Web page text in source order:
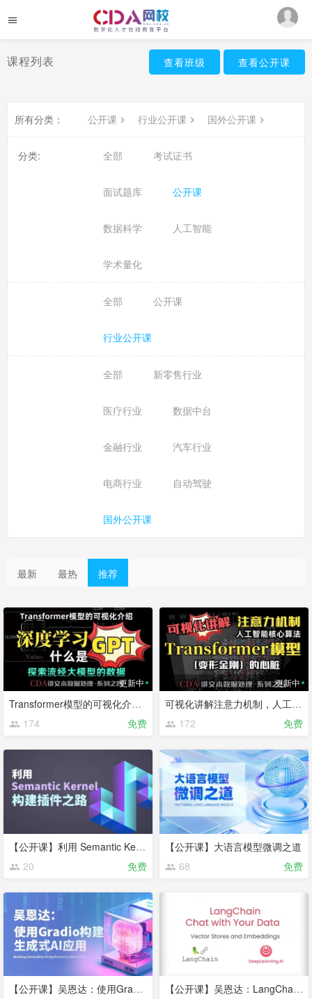
课程列表 查看班级 查看公开课
所有分类： 公开课 行业公开课 国外公开课
分类: 全部 考试证书
面试题库 公开课
数据科学 人工智能
学术量化
全部 公开课
行业公开课
全部 新零售行业
医疗行业 数据中台
金融行业 汽车行业
电商行业 自动驾驶
国外公开课
最新 最热 推荐
更新中
Transformer模型的可视化介绍｜深度学习什么是 GPT｜探索流经大模型的数据
174
免费
更新中
可视化讲解注意力机制，人工智能核心算法Transformer模型（变形金刚）的心脏
172
免费
【公开课】利用 Semantic Kernel 构建插件之路
20
免费
【公开课】大语言模型微调之道
68
免费
【公开课】吴恩达：使用Gradio构建生成式AI应用
【公开课】吴恩达：LangChain—构建与数据对话的聊天机器人